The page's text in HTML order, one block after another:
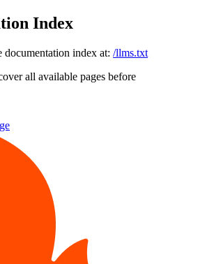
Index
documentation index at: /llms.txt
all available pages before